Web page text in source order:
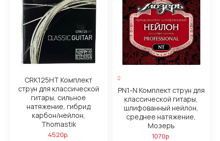
CRK125HT Комплект
струн для классической
гитары, сильное
натяжение, гибрид
карбон/нейлон,
Thomastik
4520р.
2
PN1-N Комплект струн для
классической гитары,
шлифованный нейлон,
среднее натяжение,
Мозеръ
1070р.